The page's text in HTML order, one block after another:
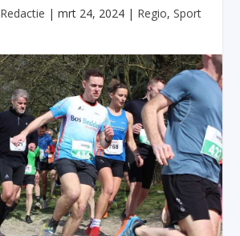
Redactie | mrt 24, 2024 | Regio, Sport